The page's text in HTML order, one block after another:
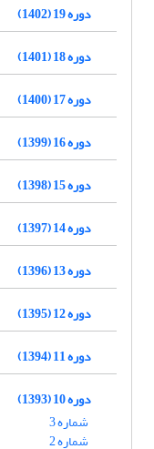
دوره 19 (1402)
دوره 18 (1401)
دوره 17 (1400)
دوره 16 (1399)
دوره 15 (1398)
دوره 14 (1397)
دوره 13 (1396)
دوره 12 (1395)
دوره 11 (1394)
دوره 10 (1393)
شماره 3
شماره 2